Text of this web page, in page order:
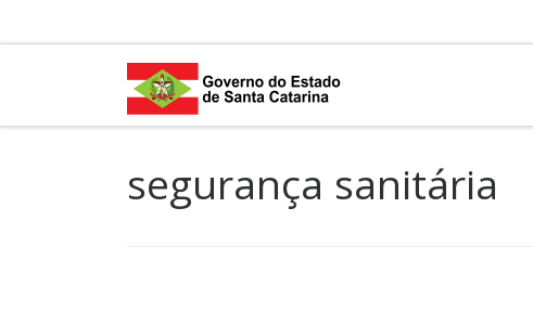
segurança sanitária